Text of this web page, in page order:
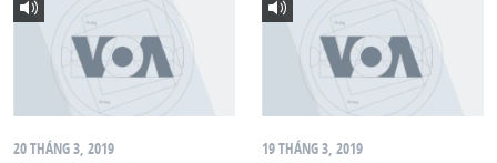
20 THÁNG 3, 2019 19 THÁNG 3, 2019